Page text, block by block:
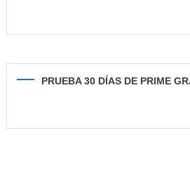
PRUEBA 30 DÍAS DE PRIME